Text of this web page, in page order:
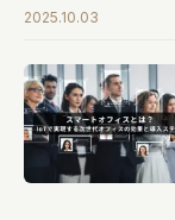
人気のタグ
#オフィス #イン
#働き方 #特集
#キャリア #ノウ
#こだわりオフィス
2025.10.03